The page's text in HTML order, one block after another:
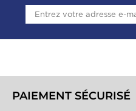
PAIEMENT SÉCURISÉ